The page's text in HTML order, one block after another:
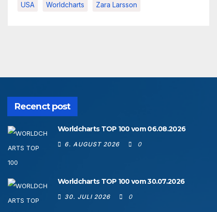
USA Worldcharts Zara Larsson
Recenct post
Worldcharts TOP 100 vom 06.08.2026
6. AUGUST 2026 0
Worldcharts TOP 100 vom 30.07.2026
30. JULI 2026 0